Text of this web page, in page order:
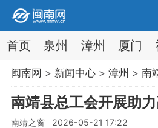
首页 泉州 漳州 厦门
闽南网 > 新闻中心> 漳州 > 南
南靖县总工会开展助
南靖之窗 2026-05-21 17:22